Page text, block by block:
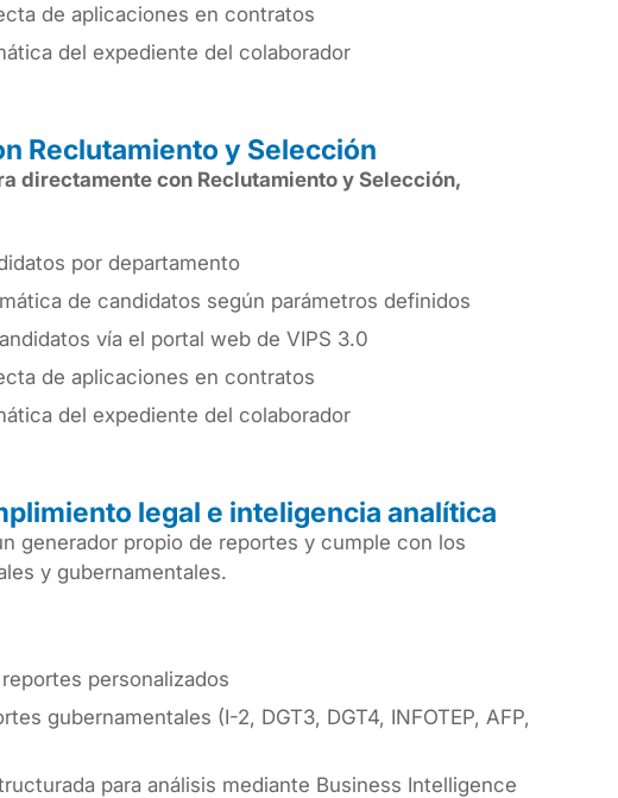
de aplicaciones en contratos
del expediente del colaborador
Reclutamiento y Selección
directamente con Reclutamiento y Selección,
por departamento
de candidatos según parámetros definidos
vía el portal web de VIPS 3.0
de aplicaciones en contratos
del expediente del colaborador
legal e inteligencia analítica
generador propio de reportes y cumple con los
y gubernamentales.
personalizados
gubernamentales (I-2, DGT3, DGT4, INFOTEP, AFP,
para análisis mediante Business Intelligence